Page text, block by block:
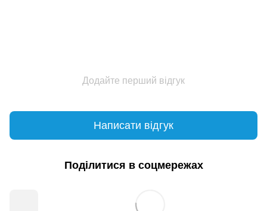
Додайте перший відгук
Написати відгук
Поділитися в соцмережах